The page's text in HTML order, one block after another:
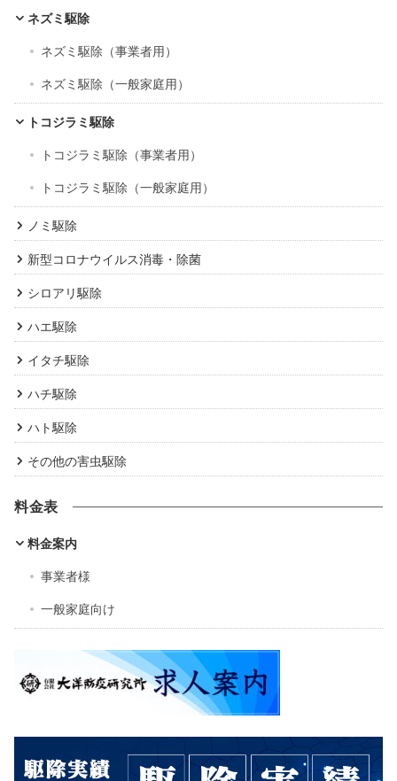
ネズミ駆除
ネズミ駆除（事業者用）
ネズミ駆除（一般家庭用）
トコジラミ駆除
トコジラミ駆除（事業者用）
トコジラミ駆除（一般家庭用）
ノミ駆除
新型コロナウイルス消毒・除菌
シロアリ駆除
ハエ駆除
イタチ駆除
ハチ駆除
ハト駆除
その他の害虫駆除
料金表
料金案内
事業者様
一般家庭向け